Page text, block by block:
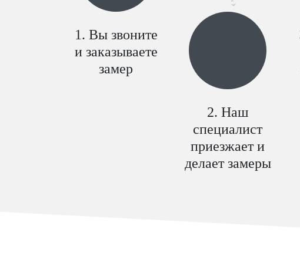
Вы звоните
и заказываете
замер
Наш
специалист
приезжает и
делает замеры